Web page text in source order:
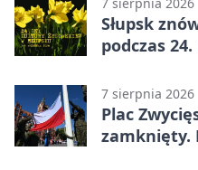
7 sierpnia 2026
Słupsk
podczas
7 sierpnia 2026
Plac
zamknięty.